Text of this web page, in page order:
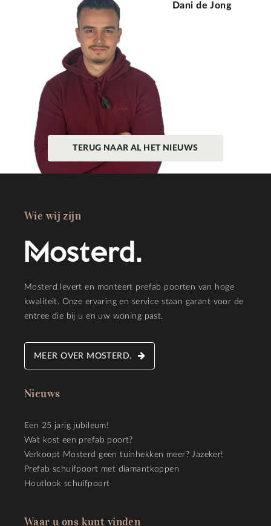
Dani de Jong
TERUG NAAR AL HET NIEUWS
Wie wij zijn
Mosterd levert en monteert prefab poorten van hoge
kwaliteit. Onze ervaring en service staan garant voor de
entree die bij u en uw woning past.
MEER OVER MOSTERD.
Nieuws
Een 25 jarig jubileum!
Wat kost een prefab poort?
Verkoopt Mosterd geen tuinhekken meer? Jazeker!
Prefab schuifpoort met diamantkoppen
Houtlook schuifpoort
Waar u ons kunt vinden